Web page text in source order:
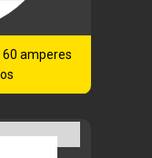
amperes